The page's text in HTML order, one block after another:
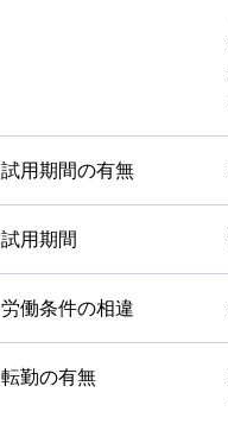
試用期間の有無
試用期間
労働条件の相違
転勤の有無